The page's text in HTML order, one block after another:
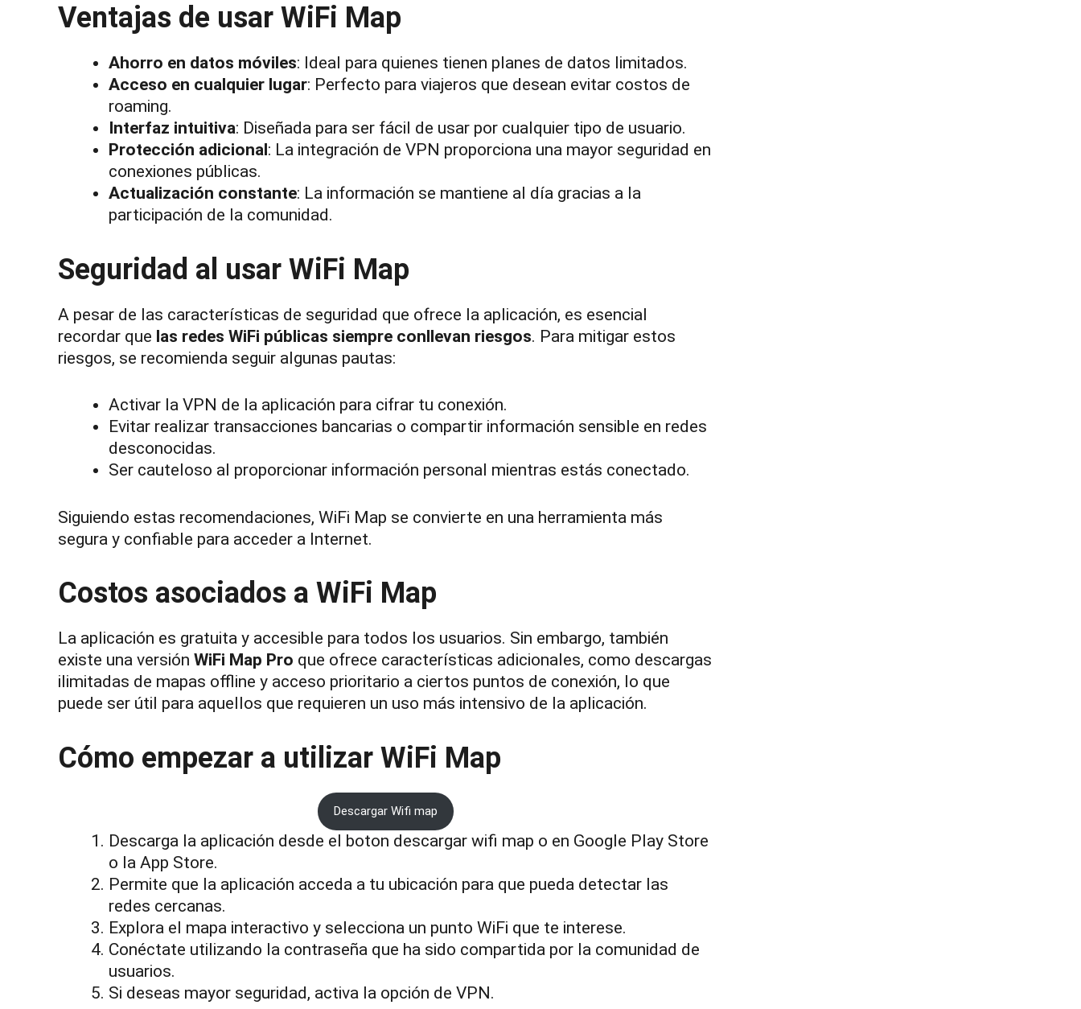
Ventajas de usar WiFi Map
Ahorro en datos móviles: Ideal para quienes tienen planes de datos limitados.
Acceso en cualquier lugar: Perfecto para viajeros que desean evitar costos de
roaming.
Interfaz intuitiva: Diseñada para ser fácil de usar por cualquier tipo de usuario.
Protección adicional: La integración de VPN proporciona una mayor seguridad en
conexiones públicas.
Actualización constante: La información se mantiene al día gracias a la
participación de la comunidad.
Seguridad al usar WiFi Map
A pesar de las características de seguridad que ofrece la aplicación, es esencial
recordar que las redes WiFi públicas siempre conllevan riesgos. Para mitigar estos
riesgos, se recomienda seguir algunas pautas:
Activar la VPN de la aplicación para cifrar tu conexión.
Evitar realizar transacciones bancarias o compartir información sensible en redes
desconocidas.
Ser cauteloso al proporcionar información personal mientras estás conectado.
Siguiendo estas recomendaciones, WiFi Map se convierte en una herramienta más
segura y confiable para acceder a Internet.
Costos asociados a WiFi Map
La aplicación es gratuita y accesible para todos los usuarios. Sin embargo, también
existe una versión WiFi Map Pro que ofrece características adicionales, como descargas
ilimitadas de mapas offline y acceso prioritario a ciertos puntos de conexión, lo que
puede ser útil para aquellos que requieren un uso más intensivo de la aplicación.
Cómo empezar a utilizar WiFi Map
Descargar Wifi map
Descarga la aplicación desde el boton descargar wifi map o en Google Play Store
o la App Store.
Permite que la aplicación acceda a tu ubicación para que pueda detectar las
redes cercanas.
Explora el mapa interactivo y selecciona un punto WiFi que te interese.
Conéctate utilizando la contraseña que ha sido compartida por la comunidad de
usuarios.
Si deseas mayor seguridad, activa la opción de VPN.